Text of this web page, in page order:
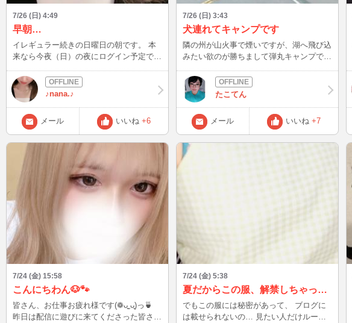
7/26 (日) 4:49
早朝…
イレギュラー続きの日曜日の朝です。 本
来なら今夜（日）の夜にログイン予定でし
いため、その場合には明日からまたログイ
ンしますので、待っていてください。 も
し、急遽入れそうな場合には、スタンバイ
待機などしますので、お気軽にお声掛けく
ださいね！ 皆さんに早くお会いしたいで
す。 nana
♪nana.♪
メール いいね +6
7/26 (日) 3:43
犬連れてキャンプです
隣の州が山火事で煙いですが、湖へ飛び込
みたい欲のが勝ちまして弾丸キャンプです
して 鹿、エルク、グリズリー(でかすぎて
驚いて写真撮れず)、からの雌ですがムー
スに遭遇しました！！生ムース！足長くて
本当におっきくて感動！ あと霧が深く、
長い間続いてなんだか幻想的なドライブタ
イムでした。 人との出会いってなんだろ
うねー？？ 来週末からキッチンカーでバ
イト予定ですがキャンセルされる可能性も
あるので笑 その都度更新しますー それで
たこてん
メール いいね +7
7/24 (金) 15:58
こんにちわん🐶🐾
皆さん、お仕事お疲れ様です(❁ᴗ͈ˬᴗ͈)っ🍵
昨日は配信に遊びに来てくださった皆さ
7/24 (金) 5:38
夏だからこの服、解禁しちゃった！
でもこの服には秘密があって、 ブログに
は載せられないの… 見たい人だけルーム